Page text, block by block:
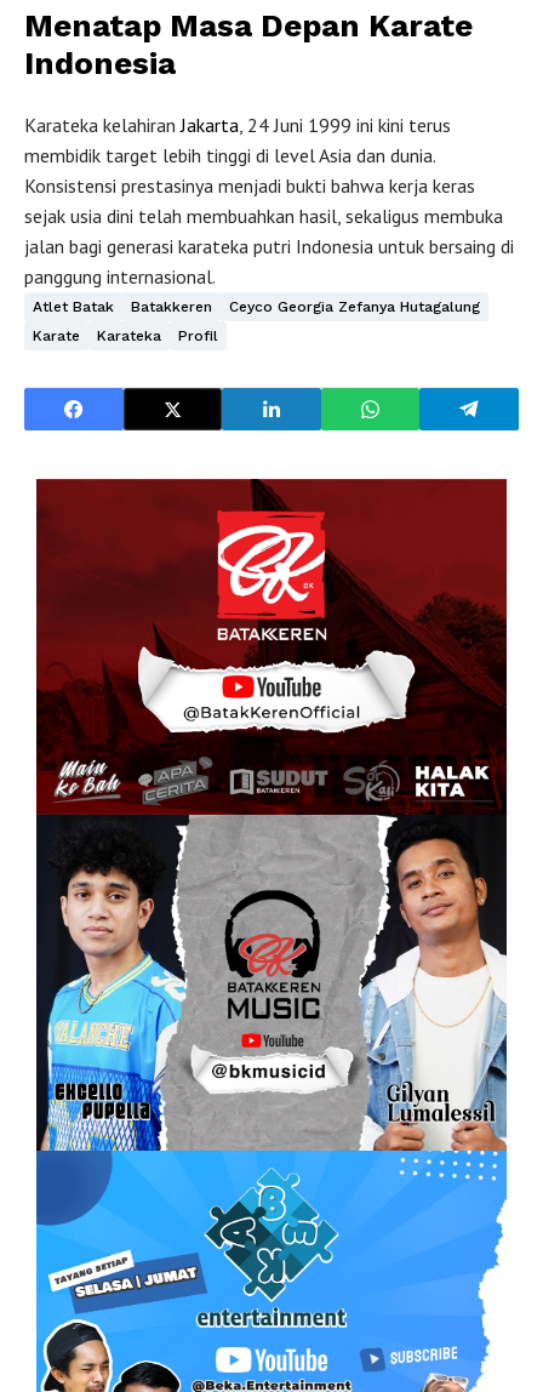
Menatap Masa Depan Karate
Indonesia
Karateka kelahiranJakarta, 24 Juni 1999 ini kini terus
membidik target lebih tinggi di level Asia dan dunia.
Konsistensi prestasinya menjadi bukti bahwa kerja keras
sejak usia dini telah membuahkan hasil, sekaligus membuka
jalan bagi generasi karateka putri Indonesia untuk bersaing di
panggung internasional.
Atlet Batak Batakkeren
Ceyco Georgia Zefanya Hutagalung
Karate
Karateka Profil